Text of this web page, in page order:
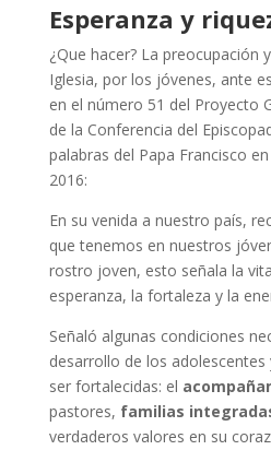
Esperanza y
¿Que hacer? La preocupación
Iglesia, por los jóvenes, ante
en el número 51 del Proyecto
de la Conferencia del
palabras del Papa Francisco
2016:
En su venida a nuestro país,
que tenemos en nuestros
rostro joven, esto señala la
esperanza, la fortaleza y la
Señaló algunas condiciones
desarrollo de los
ser fortalecidas: el
pastores, familias
verdaderos valores en su